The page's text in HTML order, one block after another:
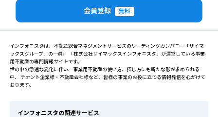
会員登録 無料
インフォニスタは、不動産総合マネジメントサービスのリーディングカンパニー「ザイマ
ックスグループ」の一員、 「株式会社ザイマックスインフォニスタ」が運営している事業
用不動産の専門情報サイトです。
世の中の急速な変化に伴い、事業用不動産の使い方、探し方にも新たな形が求められる
中、 テナント企業様・不動産会社様など、皆様の事業のお役に立てる情報発信を心がけて
おります。
インフォニスタの関連サービス